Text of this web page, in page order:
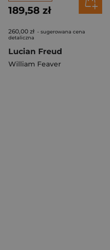
189,58 zł
260,00 zł - sugerowana cena
detaliczna
Lucian Freud
William Feaver